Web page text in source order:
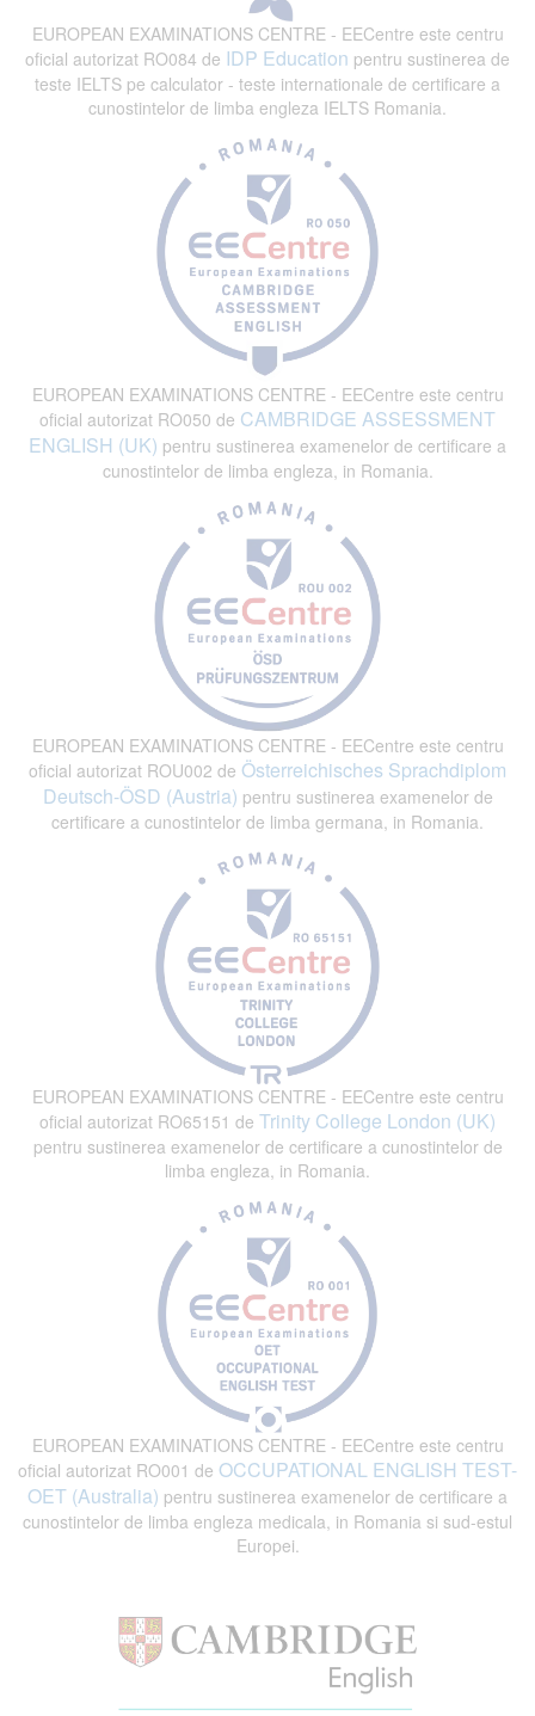
EUROPEAN EXAMINATIONS CENTRE - EECentre este centru
oficial autorizat RO084 de IDP Education pentru sustinerea de
teste IELTS pe calculator - teste internationale de certificare a
cunostintelor de limba engleza IELTS Romania.
EUROPEAN EXAMINATIONS CENTRE - EECentre este centru
oficial autorizat RO050 de CAMBRIDGE ASSESSMENT
ENGLISH (UK) pentru sustinerea examenelor de certificare a
cunostintelor de limba engleza, in Romania.
EUROPEAN EXAMINATIONS CENTRE - EECentre este centru
oficial autorizat ROU002 de Österreichisches Sprachdiplom
Deutsch-ÖSD (Austria) pentru sustinerea examenelor de
certificare a cunostintelor de limba germana, in Romania.
EUROPEAN EXAMINATIONS CENTRE - EECentre este centru
oficial autorizat RO65151 de Trinity College London (UK)
pentru sustinerea examenelor de certificare a cunostintelor de
limba engleza, in Romania.
EUROPEAN EXAMINATIONS CENTRE - EECentre este centru
oficial autorizat RO001 de OCCUPATIONAL ENGLISH TEST-
OET (Australia) pentru sustinerea examenelor de certificare a
cunostintelor de limba engleza medicala, in Romania si sud-estul
Europei.